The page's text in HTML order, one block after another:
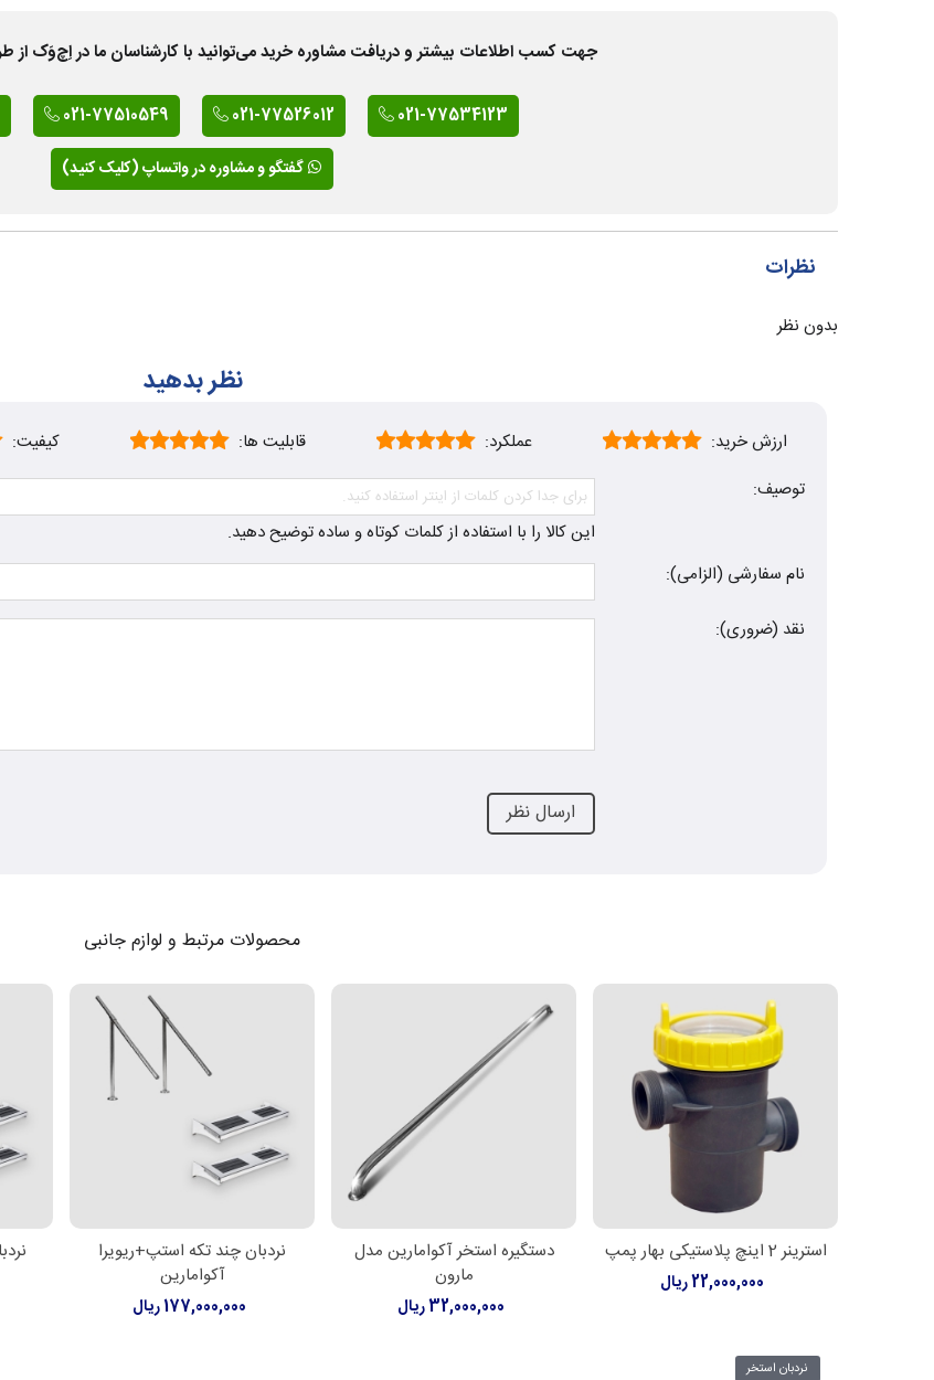
جهت کسب اطلاعات بیشتر و دریافت مشاوره خرید می‌توانید با کارشناسان ما در اِچ‌وَک از
021-77534123
021-77526012
021-77510549
گفتگو و مشاوره در واتساپ (کلیک کنید)
نظرات
بدون نظر
نظر بدهید
ارزش خرید: عملکرد: قابلیت ها:
کیفیت:
توصیف:
این کالا را با استفاده از کلمات کوتاه و ساده توضیح دهید.
نام سفارشی (الزامی):
نقد (ضروری):
محصولات مرتبط و لوازم جانبی
افزودن به سبد خریداسترینر 2 اینچ پلاستیکی بهار پمپ
22,000,000 ریال
اطلاعات بیشتر
دستگیره استخر آکوامارین مدل
مارون
32,000,000 ریال
اطلاعات بیشتر
نردبان چند تکه استپ+ریویرا
آکوامارین
177,000,000 ریال
نردبان استخر